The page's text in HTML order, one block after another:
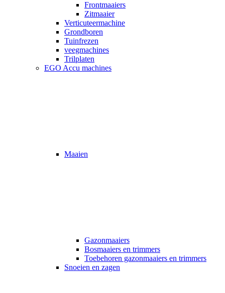
Frontmaaiers
Zitmaaier
Verticuteermachine
Grondboren
Tuinfrezen
veegmachines
Trilplaten
EGO Accu machines
Maaien
Gazonmaaiers
Bosmaaiers en trimmers
Toebehoren gazonmaaiers en trimmers
Snoeien en zagen